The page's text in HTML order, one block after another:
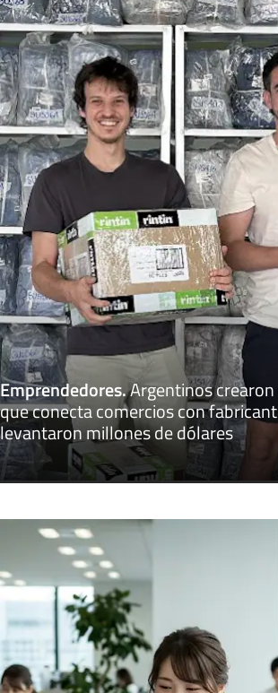
Emprendedores.Argentinos
que conecta comercios con
levantaron millones de dólares